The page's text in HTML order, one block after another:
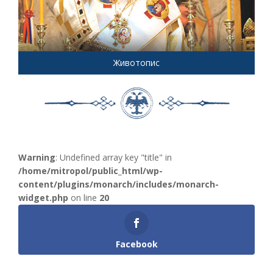
Животопис
Warning: Undefined array key "title" in
/home/mitropol/public_html/wp-
content/plugins/monarch/includes/monarch-
widget.php on line 20
Facebook